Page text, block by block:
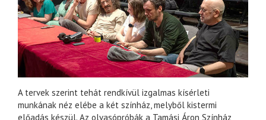
A tervek szerint tehát rendkívül izgalmas kísérleti
munkának néz elébe a két színház, melyből kistermi
előadás készül. Az olvasópróbák a Tamási Áron Színház